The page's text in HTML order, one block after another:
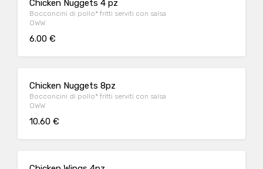
Chicken Nuggets 4 pz
Bocconcini di pollo* fritti serviti con salsa
OWW
6.00 €
Chicken Nuggets 8pz
Bocconcini di pollo* fritti serviti con salsa
OWW
10.60 €